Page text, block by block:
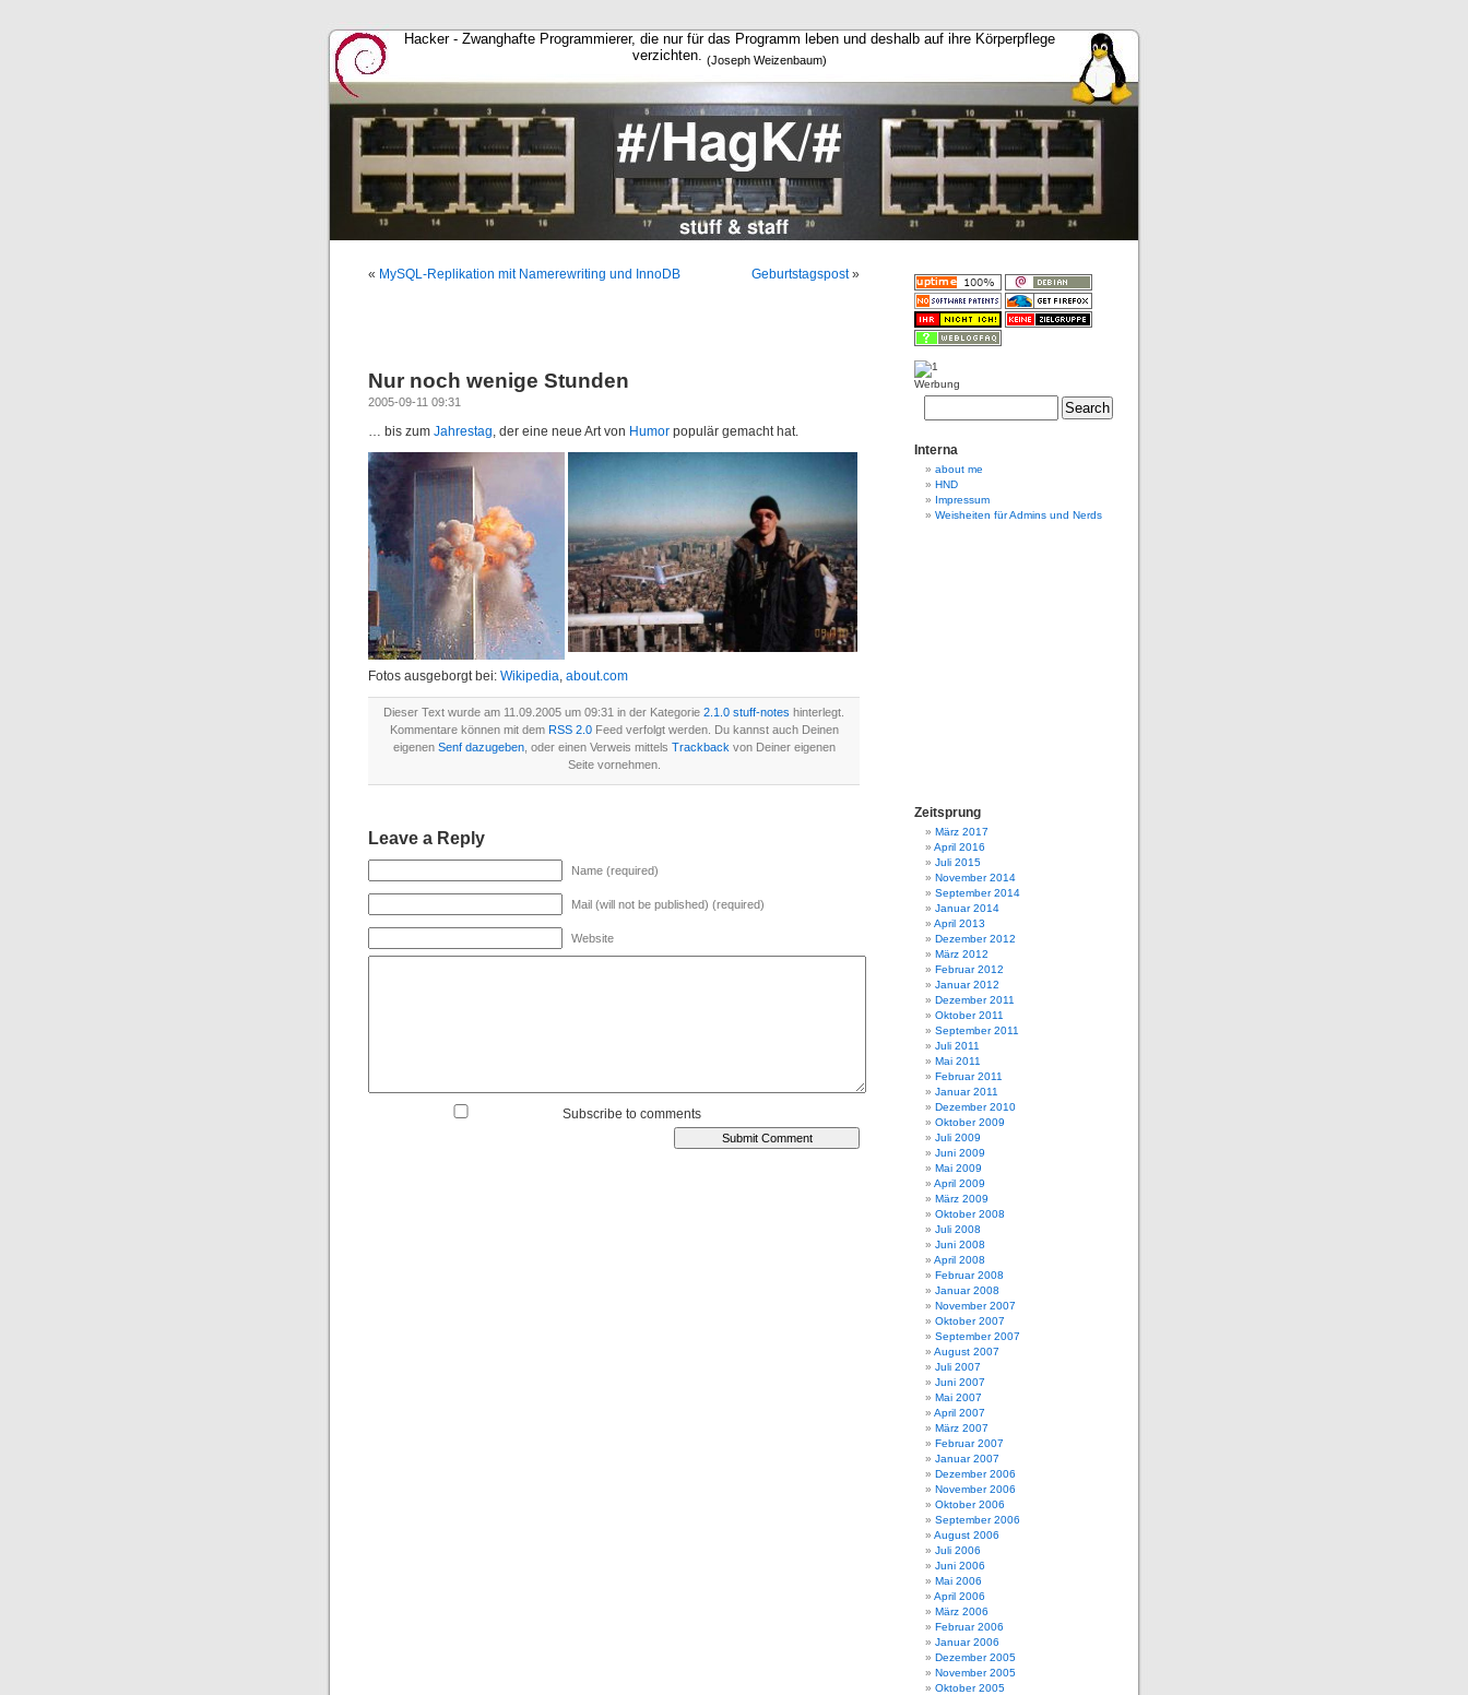
Hacker - Zwanghafte Programmierer, die nur für das Programm leben und deshalb auf ihre Körperpflege
verzichten. (Joseph Weizenbaum)
« MySQL-Replikation mit Namerewriting und InnoDB Geburtstagspost»
Nur noch wenige Stunden
2005-09-11 09:31
… bis zum Jahrestag, der eine neue Art von Humor populär gemacht hat.
Fotos ausgeborgt bei: Wikipedia, about.com
Dieser Text wurde am 11.09.2005 um 09:31 in der Kategorie 2.1.0 stuff-notes hinterlegt.
Kommentare können mit dem RSS 2.0Feed verfolgt werden. Du kannst auch Deinen
eigenen Senf dazugeben, oder einen Verweis mittels Trackback von Deiner eigenen
Seite vornehmen.
Leave a Reply
Name (required)
Mail (will not be published) (required)
Website
Subscribe to comments
Werbung
Interna
about me
HND
Impressum
Weisheiten für Admins und Nerds
Zeitsprung
März 2017
April 2016
Juli 2015
November 2014
September 2014
Januar 2014
April 2013
Dezember 2012
März 2012
Februar 2012
Januar 2012
Dezember 2011
Oktober 2011
September 2011
Juli 2011
Mai 2011
Februar 2011
Januar 2011
Dezember 2010
Oktober 2009
Juli 2009
Juni 2009
Mai 2009
April 2009
März 2009
Oktober 2008
Juli 2008
Juni 2008
April 2008
Februar 2008
Januar 2008
November 2007
Oktober 2007
September 2007
August 2007
Juli 2007
Juni 2007
Mai 2007
April 2007
März 2007
Februar 2007
Januar 2007
Dezember 2006
November 2006
Oktober 2006
September 2006
August 2006
Juli 2006
Juni 2006
Mai 2006
April 2006
März 2006
Februar 2006
Januar 2006
Dezember 2005
November 2005
Oktober 2005